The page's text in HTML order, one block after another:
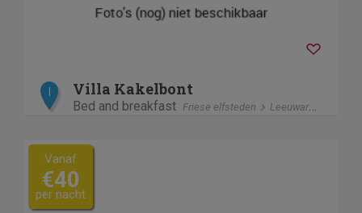
Villa Kakelbont
Bed and breakfast Friese elfsteden Leeuwarden
Vanaf
€40
per nacht